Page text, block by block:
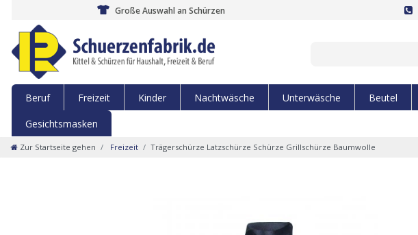
Große Auswahl an Schürzen
Beruf Freizeit Kinder Nachtwäsche Unterwäsche Beutel
Gesichtsmasken
Zur Startseite gehen Freizeit Trägerschürze Latzschürze Schürze Grillschürze Baumwolle